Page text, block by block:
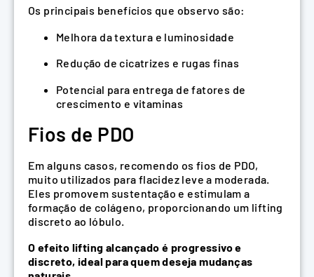
Os principais benefícios que observo são:
Melhora da textura e luminosidade
Redução de cicatrizes e rugas finas
Potencial para entrega de fatores de
crescimento e vitaminas
Fios de PDO
Em alguns casos, recomendo os fios de PDO,
muito utilizados para flacidez leve a moderada.
Eles promovem sustentação e estimulam a
formação de colágeno, proporcionando um lifting
discreto ao lóbulo.
O efeito lifting alcançado é progressivo e
discreto, ideal para quem deseja mudanças